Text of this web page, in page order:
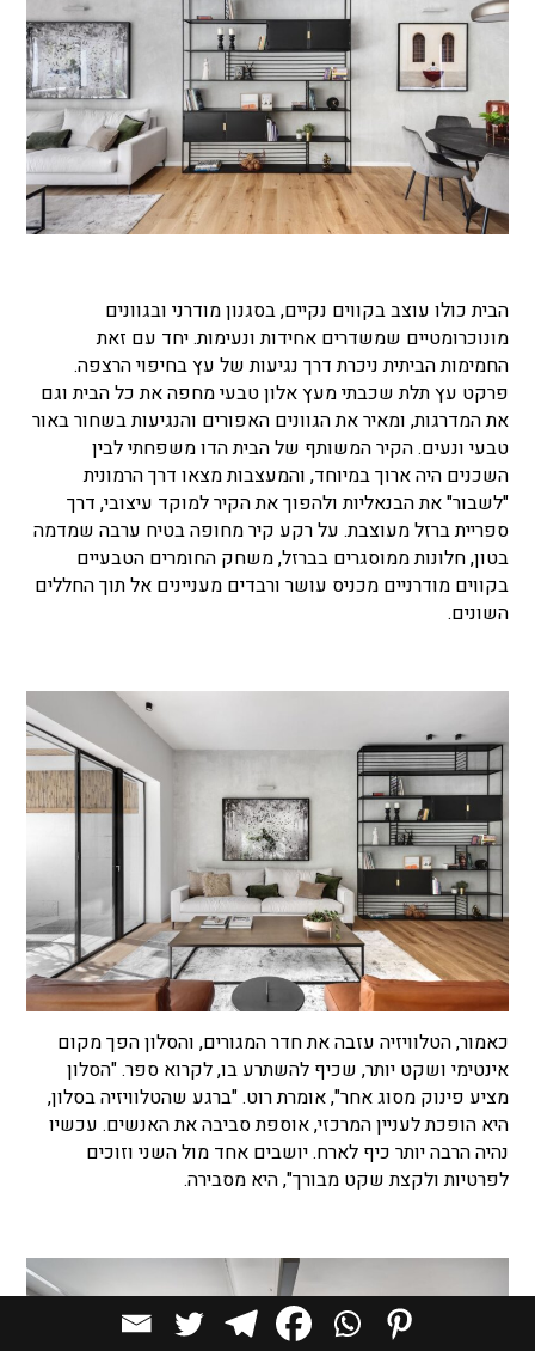
הבית כולו עוצב בקווים נקיים, בסגנון מודרני ובגוונים
מונוכרומטיים שמשדרים אחידות ונעימות. יחד עם זאת
החמימות הביתית ניכרת דרך נגיעות של עץ בחיפוי הרצפה.
פרקט עץ תלת שכבתי מעץ אלון טבעי מחפה את כל הבית וגם
את המדרגות, ומאיר את הגוונים האפורים והנגיעות בשחור באור
טבעי ונעים. הקיר המשותף של הבית הדו משפחתי לבין
השכנים היה ארוך במיוחד, והמעצבות מצאו דרך הרמונית
"לשבור" את הבנאליות ולהפוך את הקיר למוקד עיצובי, דרך
ספריית ברזל מעוצבת. על רקע קיר מחופה בטיח ערבה שמדמה
בטון, חלונות ממוסגרים בברזל, משחק החומרים הטבעיים
בקווים מודרניים מכניס עושר ורבדים מעניינים אל תוך החללים
השונים.
כאמור, הטלוויזיה עזבה את חדר המגורים, והסלון הפך מקום
אינטימי ושקט יותר, שכיף להשתרע בו, לקרוא ספר. "הסלון
מציע פינוק מסוג אחר", אומרת רוט. "ברגע שהטלוויזיה בסלון,
היא הופכת לעניין המרכזי, אוספת סביבה את האנשים. עכשיו
נהיה הרבה יותר כיף לארח. יושבים אחד מול השני וזוכים
לפרטיות ולקצת שקט מבורך", היא מסבירה.